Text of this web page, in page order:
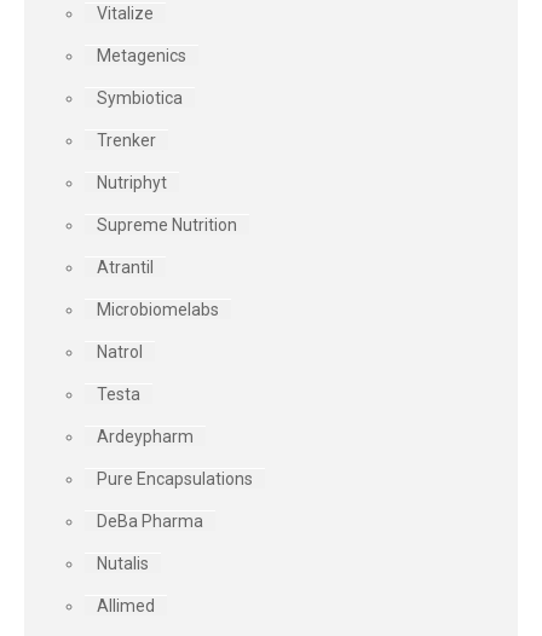
Vitalize
Metagenics
Symbiotica
Trenker
Nutriphyt
Supreme Nutrition
Atrantil
Microbiomelabs
Natrol
Testa
Ardeypharm
Pure Encapsulations
DeBa Pharma
Nutalis
Allimed